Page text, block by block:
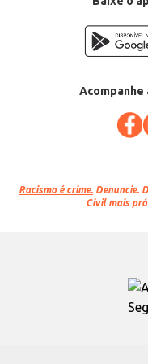
Acompanhe
Racismo é crime. Denuncie.
Civil mais